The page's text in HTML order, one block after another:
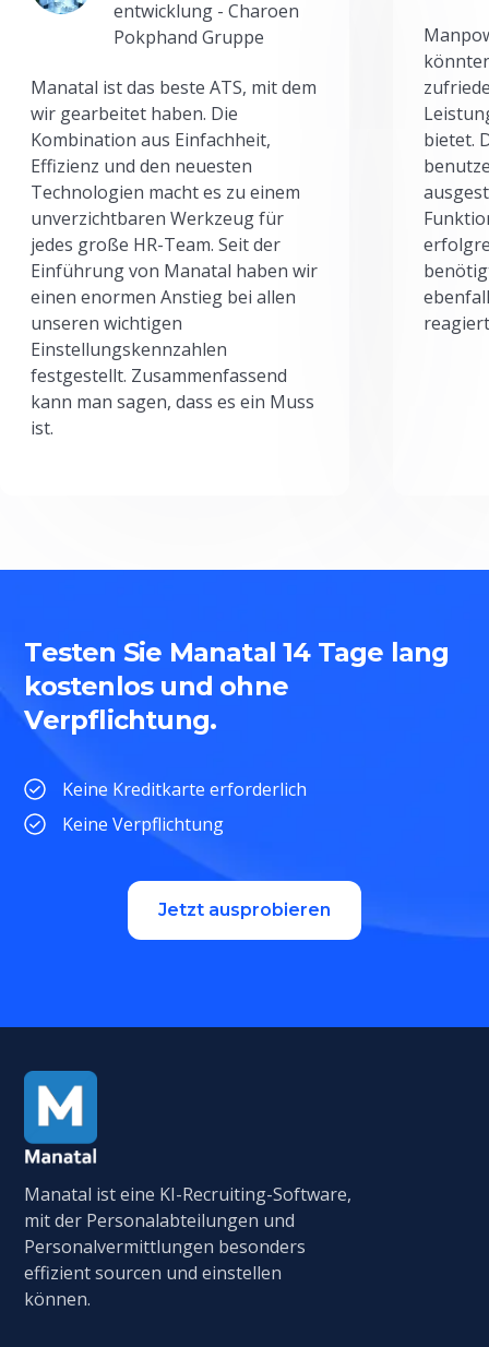
entwicklung - Charoen
Pokphand Gruppe
Manatal ist das beste ATS, mit dem
wir gearbeitet haben. Die
Kombination aus Einfachheit,
Effizienz und den neuesten
Technologien macht es zu einem
unverzichtbaren Werkzeug für
jedes große HR-Team. Seit der
Einführung von Manatal haben wir
einen enormen Anstieg bei allen
unseren wichtigen
Einstellungskennzahlen
festgestellt. Zusammenfassend
kann man sagen, dass es ein Muss
ist.
bietet.
Testen Sie Manatal 14 Tage lang
kostenlos und ohne
Verpflichtung.
Keine Kreditkarte erforderlich
Keine Verpflichtung
Jetzt ausprobieren
Manatal ist eine KI-Recruiting-Software,
mit der Personalabteilungen und
Personalvermittlungen besonders
effizient sourcen und einstellen
können.